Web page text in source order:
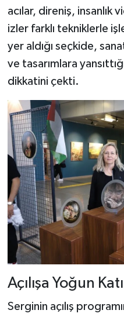
acılar, direniş, insanlık
izler farklı tekniklerle
yer aldığı seçkide,
ve tasarımlara
dikkatini çekti.
Açılışa Yoğun
Serginin açılış